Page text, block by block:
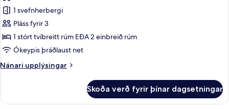
Íbúð
-
1
svefnherbergi
1 svefnherbergi
Pláss fyrir 3
1 stórt tvíbreitt rúm EÐA 2 einbreið rúm
Ókeypis þráðlaust net
Nánari upplýsingar
Nánari
-
Skoða verð fyrir þínar dagsetningar